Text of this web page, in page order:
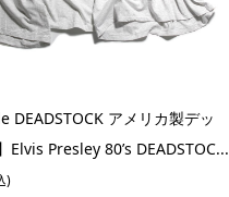
DEADSTOCK アメリカ製デッ
Elvis Presley 80’s DEADSTOC...
)